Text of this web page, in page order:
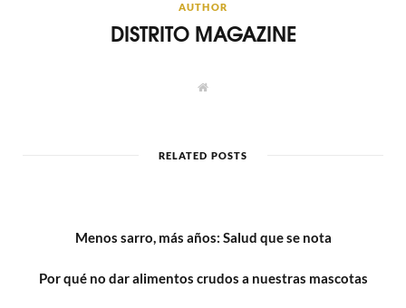
AUTHOR
DISTRITO MAGAZINE
W
e
RELATED POSTS
Menos sarro, más años: Salud que se nota
Por qué no dar alimentos crudos a nuestras mascotas